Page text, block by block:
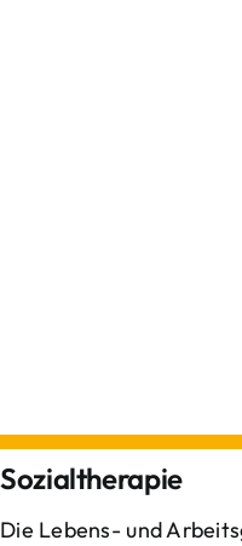
Sozialtherapie
Die Lebens- und